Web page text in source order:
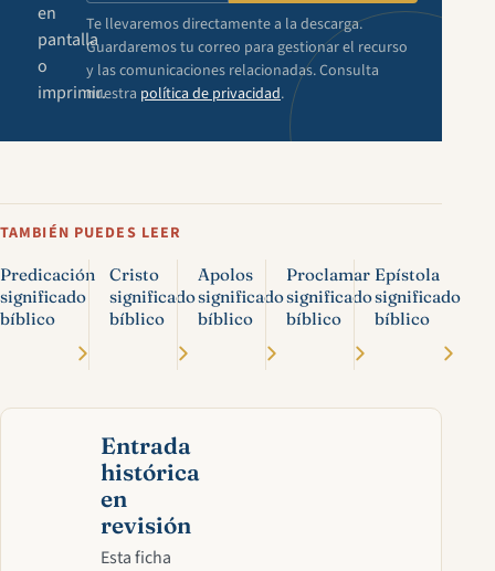
en
pantalla
o
imprimir.
Te llevaremos directamente a la descarga.
Guardaremos tu correo para gestionar el recurso
y las comunicaciones relacionadas. Consulta
nuestra política de privacidad.
TAMBIÉN PUEDES LEER
Predicación
significado
bíblico
Cristo
significado
bíblico
Apolos
significado
bíblico
Proclamar
significado
bíblico
Epístola
significado
bíblico
Entrada
histórica
en
revisión
Esta ficha